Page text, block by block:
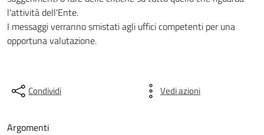
l'attività dell'Ente.
I messaggi verranno smistati agli uffici competenti per una
opportuna valutazione.
Condividi Vedi azioni
Argomenti